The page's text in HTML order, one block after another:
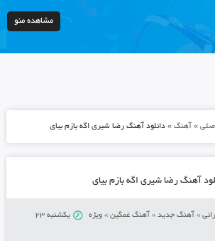
مشاهده منو
» آهنگ» دانلود آهنگ رضا شیری اگه بازم بیای
آهنگ رضا شیری اگه بازم بیای
» آهنگ جدید» آهنگ غمگین» ویژه
یکشنبه 23